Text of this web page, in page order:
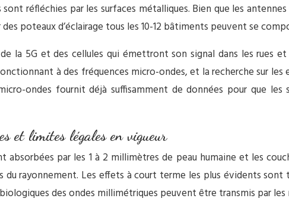
réfléchies par les surfaces métalliques. Bien que les
poteaux d’éclairage tous les 10-12 bâtiments peuvent se
la 5G et des cellules qui émettront son signal dans les rues
à des fréquences micro-ondes, et la recherche sur
ondes fournit déjà suffisamment de données pour que
et limites légales en vigueur
par les 1 à 2 millimètres de peau humaine et les
du rayonnement. Les effets à court terme les plus évidents
des ondes millimétriques peuvent être transmis par